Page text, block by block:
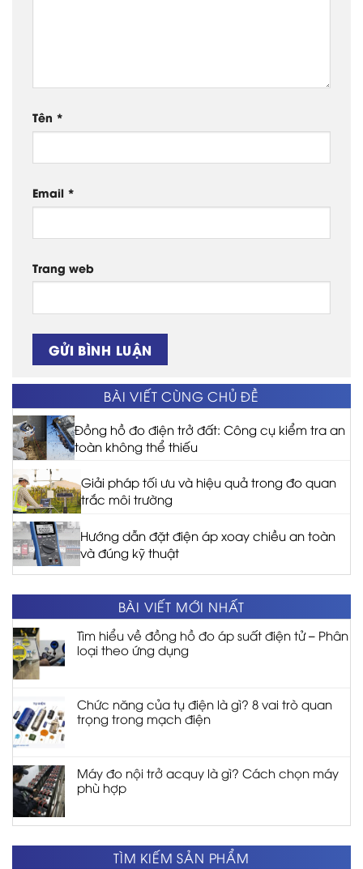
Tên *
Email *
Trang web
BÀI VIẾT CÙNG CHỦ ĐỀ
Đồng hồ đo điện trở đất: Công cụ kiểm tra an
toàn không thể thiếu
Giải pháp tối ưu và hiệu quả trong đo quan
trắc môi trường
Hướng dẫn đặt điện áp xoay chiều an toàn
và đúng kỹ thuật
BÀI VIẾT MỚI NHẤT
Tìm hiểu về đồng hồ đo áp suất điện tử – Phân
loại theo ứng dụng
Chức năng của tụ điện là gì? 8 vai trò quan
trọng trong mạch điện
Máy đo nội trở acquy là gì? Cách chọn máy
phù hợp
TÌM KIẾM SẢN PHẨM